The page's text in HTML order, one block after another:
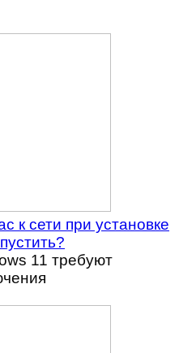
к сети при установке
11 требуют